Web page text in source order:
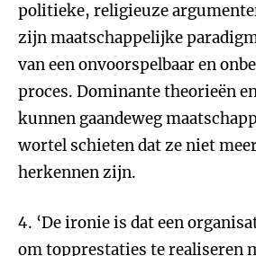
politieke, religieuze
zijn maatschappelijke
van een onvoorspelbaar en
proces. Dominante theorieën
kunnen gaandeweg
wortel schieten dat ze niet
herkennen zijn.
4. ‘De ironie is dat een
om topprestaties te realiseren